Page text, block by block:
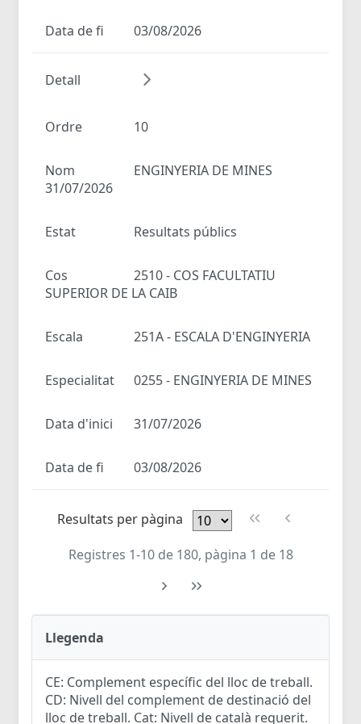
Data de fi 03/08/2026
Detall
Ordre 10
Nom
ENGINYERIA DE MINES
31/07/2026
Estat Resultats públics
Cos
2510 - COS FACULTATIU
SUPERIOR DE LA CAIB
Escala 251A - ESCALA D'ENGINYERIA
Especialitat 0255 - ENGINYERIA DE MINES
Data d'inici 31/07/2026
Data de fi 03/08/2026
Resultats per pàgina
Registres 1-10 de 180, pàgina 1 de 18
Llegenda
CE: Complement específic del lloc de treball.
CD: Nivell del complement de destinació del
lloc de treball. Cat: Nivell de català requerit.